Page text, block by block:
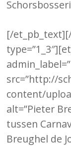
[/
src=”http://
content/
alt=”Pieter
tussen
Breughel de